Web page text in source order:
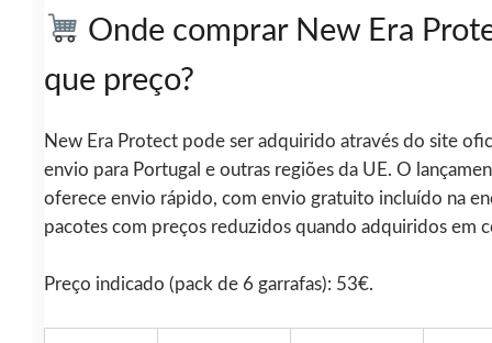
Onde comprar New Era
que preço?
New Era Protect pode ser adquirido através do site
envio para Portugal e outras regiões da UE. O
oferece envio rápido, com envio gratuito incluído na
pacotes com preços reduzidos quando adquiridos em
Preço indicado (pack de 6 garrafas): 53€.